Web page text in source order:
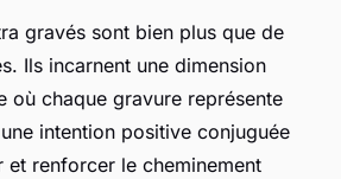
gravés sont bien plus que de
Ils incarnent une dimension
où chaque gravure représente
intention positive conjuguée
et renforcer le cheminement